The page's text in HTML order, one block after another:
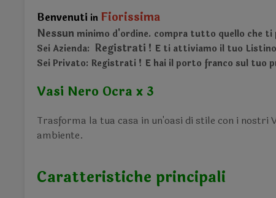
Benvenuti in Fiorissima
Nessun minimo d'ordine. compra tutto quello che ti
Sei Azienda: Registrati ! E ti attiviamo il tuo
Sei Privato: Registrati ! E hai il porto franco sul tuo
Vasi Nero Ocra x 3
Trasforma la tua casa in un'oasi di stile con i nostri
ambiente.
Caratteristiche principali